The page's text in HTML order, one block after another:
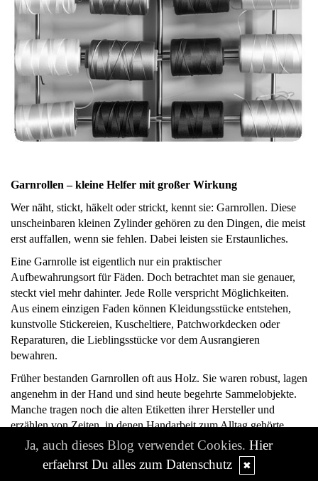
Garnrollen – kleine Helfer mit großer Wirkung
Wer näht, stickt, häkelt oder strickt, kennt sie: Garnrollen. Diese
unscheinbaren kleinen Zylinder gehören zu den Dingen, die meist
erst auffallen, wenn sie fehlen. Dabei leisten sie Erstaunliches.
Eine Garnrolle ist eigentlich nur ein praktischer
Aufbewahrungsort für Fäden. Doch betrachtet man sie genauer,
steckt viel mehr dahinter. Jede Rolle verspricht Möglichkeiten.
Aus einem einzigen Faden können Kleidungsstücke entstehen,
kunstvolle Stickereien, Kuscheltiere, Patchworkdecken oder
Reparaturen, die Lieblingsstücke vor dem Ausrangieren
bewahren.
Früher bestanden Garnrollen oft aus Holz. Sie waren robust, lagen
angenehm in der Hand und sind heute begehrte Sammelobjekte.
Manche tragen noch die alten Etiketten ihrer Hersteller und
erzählen von Zeiten, in denen Handarbeit zum Alltag gehörte.
Moderne Garnrollen bestehen meist aus Kunststoff oder Karton,
erfüllen aber denselben Zweck: Sie sorgen dafür, dass das Garn
ordentlich aufbewahrt wird und sich nicht in ein hoffnungsloses
Ja, auch dieses Blog verwendet Cookies. Hier
erfaehrst Du alles zum Datenschutz
✖